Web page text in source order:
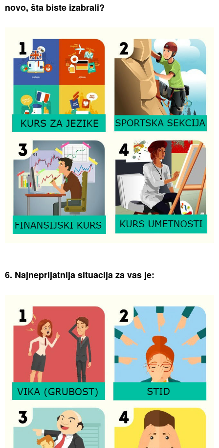
novo, šta biste izabrali?
6. Najneprijatnija situacija za vas je: